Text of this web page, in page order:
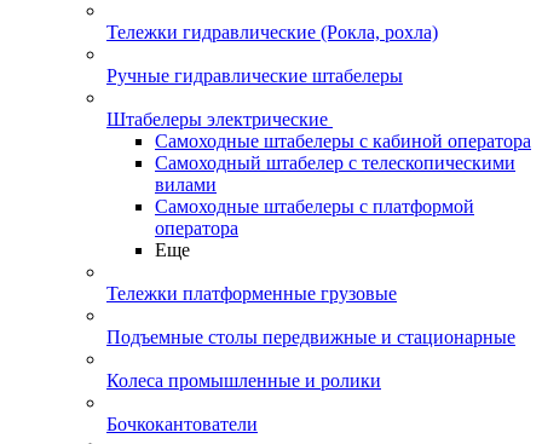
Тележки гидравлические (Рокла, рохла)
Ручные гидравлические штабелеры
Штабелеры электрические
Самоходные штабелеры с кабиной оператора
Самоходный штабелер с телескопическими
вилами
Самоходные штабелеры с платформой
оператора
Еще
Тележки платформенные грузовые
Подъемные столы передвижные и стационарные
Колеса промышленные и ролики
Бочкокантователи